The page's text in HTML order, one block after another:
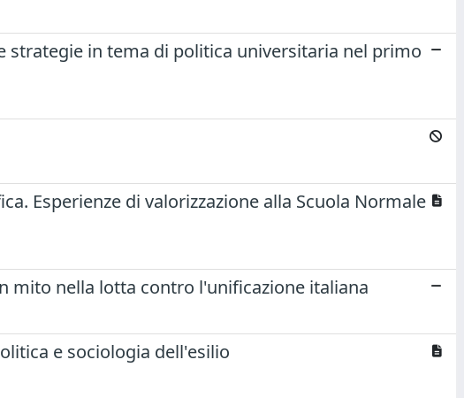
strategie in tema di politica universitaria nel primo
Esperienze di valorizzazione alla Scuola Normale
mito nella lotta contro l'unificazione italiana
e sociologia dell'esilio